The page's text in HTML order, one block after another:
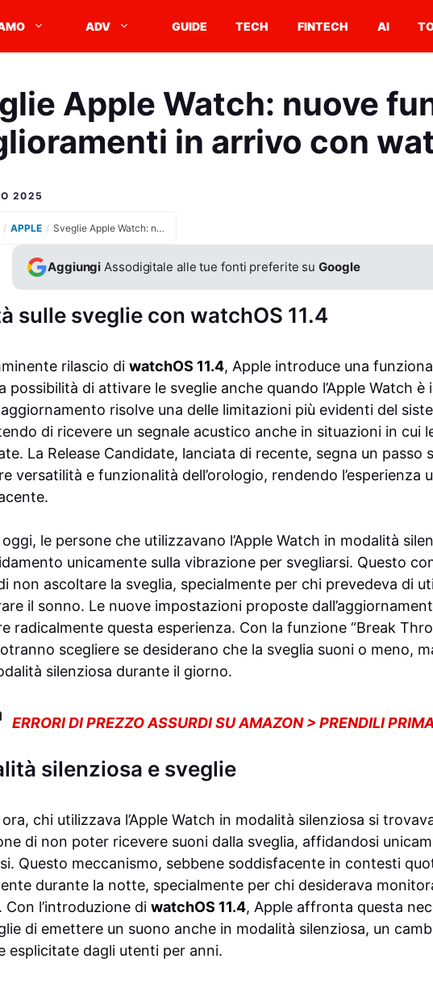
ADV GUIDE TECH FINTECH AI
Apple Watch: nuove
in arrivo con
2025
/ APPLE / Sveglie Apple Watch: nuove funzionalità e miglioramenti in arrivo con watchOS 11.4
Aggiungi Assodigitale alle tue fonti preferite suGoogle
sulle sveglie con watchOS 11.4
rilascio di watchOS 11.4, Apple introduce una
possibilità di attivare le sveglie anche quando l’Apple Watch è
risolve una delle limitazioni più evidenti del
di ricevere un segnale acustico anche in situazioni in cui
La Release Candidate, lanciata di recente, segna un passo
versatilità e funzionalità dell’orologio, rendendo l’esperienza
le persone che utilizzavano l’Apple Watch in modalità
unicamente sulla vibrazione per svegliarsi. Questo
non ascoltare la sveglia, specialmente per chi prevedeva di
il sonno. Le nuove impostazioni proposte
radicalmente questa esperienza. Con la funzione “Break
scegliere se desiderano che la sveglia suoni o meno,
silenziosa durante il giorno.
ERRORI DI PREZZO ASSURDI SU AMAZON > PRENDILI
silenziosa e sveglie
chi utilizzava l’Apple Watch in modalità silenziosa si
di non poter ricevere suoni dalla sveglia, affidandosi
Questo meccanismo, sebbene soddisfacente in contesti
durante la notte, specialmente per chi desiderava
Con l’introduzione di watchOS 11.4, Apple affronta questa
di emettere un suono anche in modalità silenziosa, un
esplicitate dagli utenti per anni.